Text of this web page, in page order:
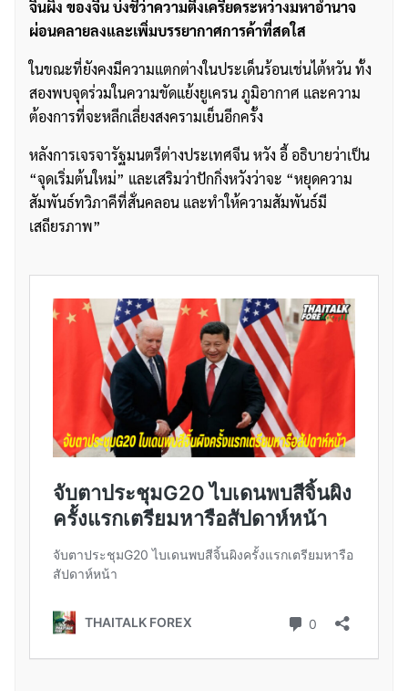
จิ้นผิง ของจีน บ่งชี้ว่าความตึงเครียดระหว่างมหาอำนาจ
ผ่อนคลายลงและเพิ่มบรรยากาศการค้าที่สดใส
ในขณะที่ยังคงมีความแตกต่างในประเด็นร้อนเช่นไต้หวัน ทั้ง
สองพบจุดร่วมในความขัดแย้งยูเครน ภูมิอากาศ และความ
ต้องการที่จะหลีกเลี่ยงสงครามเย็นอีกครั้ง
หลังการเจรจารัฐมนตรีต่างประเทศจีน หวัง อี้ อธิบายว่าเป็น
“จุดเริ่มต้นใหม่” และเสริมว่าปักกิ่งหวังว่าจะ “หยุดความ
สัมพันธ์ทวิภาคีที่สั่นคลอน และทำให้ความสัมพันธ์มี
เสถียรภาพ”